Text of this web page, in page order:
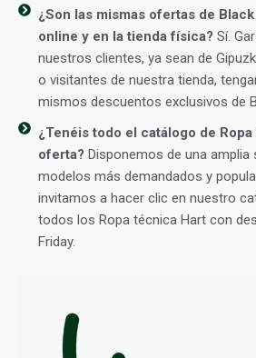
¿Son las mismas ofertas de
online y en la tienda física? Sí.
nuestros clientes, ya sean de
o visitantes de nuestra tienda,
mismos descuentos exclusivos de
¿Tenéis todo el catálogo de
oferta? Disponemos de una amplia
modelos más demandados y
invitamos a hacer clic en nuestro
todos los Ropa técnica Hart con
Friday.